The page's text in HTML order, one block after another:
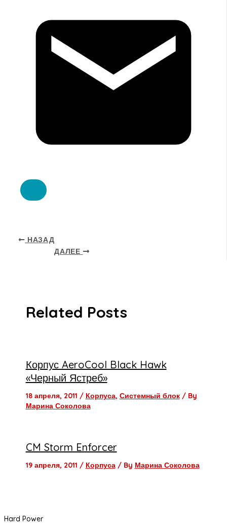
НАЗАД
ДАЛЕЕ
Related Posts
Корпус AeroCool Black Hawk
«Черный Ястреб»
18 апреля, 2011 / Корпуса, Системный блок/ By
Марина Соколова
CM Storm Enforcer
19 апреля, 2011 / Корпуса/ By Марина Соколова
Hard Power